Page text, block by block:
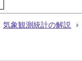
気象観測統計の解説